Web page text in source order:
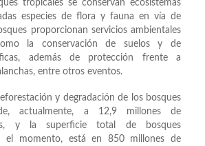
tropicales se conservan ecosistemas
especies de flora y fauna en vía de
proporcionan servicios ambientales
la conservación de suelos y de
además de protección frente a
entre otros eventos.
y degradación de los bosques
actualmente, a 12,9 millones de
y la superficie total de bosques
el momento, está en 850 millones de